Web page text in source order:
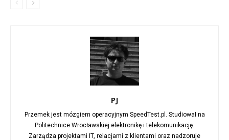
PJ
Przemek jest mózgiem operacyjnym SpeedTest.pl. Studiował na
Politechnice Wrocławskiej elektronikę i telekomunikację.
Zarządza projektami IT, relacjami z klientami oraz nadzoruje